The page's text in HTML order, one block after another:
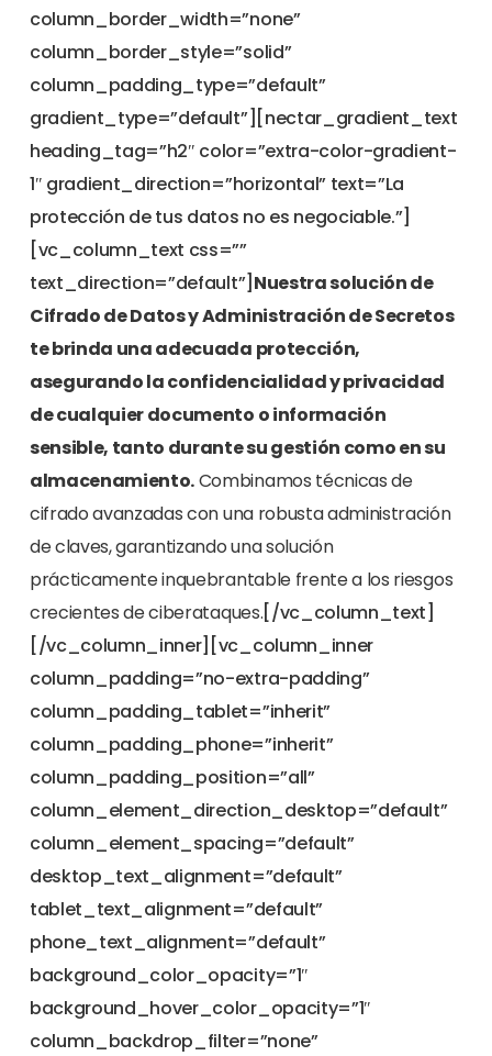
column_border_width=”none”
column_border_style=”solid”
column_padding_type=”default”
gradient_type=”default”][nectar_gradient_text
heading_tag=”h2″ color=”extra-color-gradient-
1″ gradient_direction=”horizontal” text=”La
protección de tus datos no es negociable.”]
[vc_column_text css=””
text_direction=”default”] Nuestra solución de
Cifrado de Datos y Administración de Secretos
te brinda una adecuada protección,
asegurando la confidencialidad y privacidad
de cualquier documento o información
sensible, tanto durante su gestión como en su
almacenamiento.Combinamos técnicas de
cifrado avanzadas con una robusta administración
de claves, garantizando una solución
prácticamente inquebrantable frente a los riesgos
crecientes de ciberataques.[/vc_column_text]
[/vc_column_inner][vc_column_inner
column_padding=”no-extra-padding”
column_padding_tablet=”inherit”
column_padding_phone=”inherit”
column_padding_position=”all”
column_element_direction_desktop=”default”
column_element_spacing=”default”
desktop_text_alignment=”default”
tablet_text_alignment=”default”
phone_text_alignment=”default”
background_color_opacity=”1″
background_hover_color_opacity=”1″
column_backdrop_filter=”none”